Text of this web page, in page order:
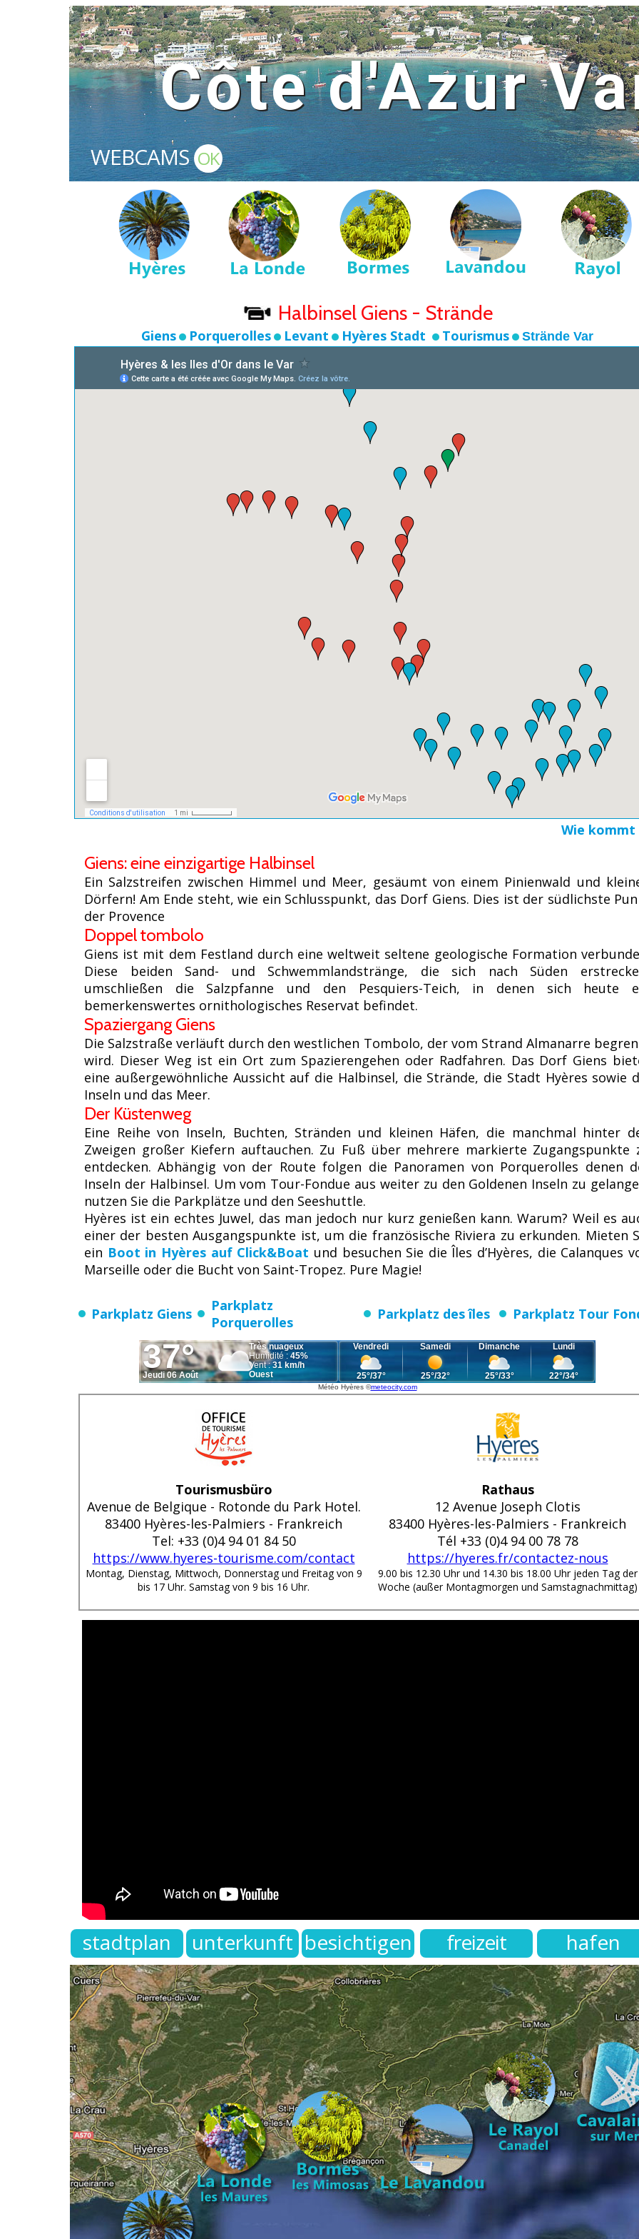
Côte d'Azur
WEBCAMSOK
Halbinsel Giens - Strände
Giens Porquerolles Levant Hyères Stadt Tourismus Strände Var
Wie kommt
Giens: eine einzigartige Halbinsel
Ein Salzstreifen zwischen Himmel und Meer, gesäumt von einem Pinienwald und
Dörfern! Am Ende steht, wie ein Schlusspunkt, das Dorf Giens. Dies ist der südlichste
der Provence
Doppel tombolo
Giens ist mit dem Festland durch eine weltweit seltene geologische Formation
Diese beiden Sand- und Schwemmlandstränge, die sich nach Süden
umschließen die Salzpfanne und den Pesquiers-Teich, in denen sich heute
bemerkenswertes ornithologisches Reservat befindet.
Spaziergang Giens
Die Salzstraße verläuft durch den westlichen Tombolo, der vom Strand Almanarre
wird. Dieser Weg ist ein Ort zum Spazierengehen oder Radfahren. Das Dorf Giens
eine außergewöhnliche Aussicht auf die Halbinsel, die Strände, die Stadt Hyères sowie
Inseln und das Meer.
Der Küstenweg
Eine Reihe von Inseln, Buchten, Stränden und kleinen Häfen, die manchmal hinter
Zweigen großer Kiefern auftauchen. Zu Fuß über mehrere markierte Zugangspunkte
entdecken. Abhängig von der Route folgen die Panoramen von Porquerolles denen
Inseln der Halbinsel. Um vom Tour-Fondue aus weiter zu den Goldenen Inseln zu
nutzen Sie die Parkplätze und den Seeshuttle.
Hyères ist ein echtes Juwel, das man jedoch nur kurz genießen kann. Warum? Weil es
einer der besten Ausgangspunkte ist, um die französische Riviera zu erkunden. Mieten
ein Boot in Hyères auf Click&Boat und besuchen Sie die Îles d’Hyères, die Calanques
Marseille oder die Bucht von Saint-Tropez. Pure Magie!
Parkplatz Giens
Parkplatz
Porquerolles
Parkplatz des îles Parkplatz Tour
Météo Hyères©meteocity.com
Tourismusbüro
Avenue de Belgique - Rotonde du Park Hotel.
83400 Hyères-les-Palmiers - Frankreich
Tel: +33 (0)4 94 01 84 50
https://www.hyeres-tourisme.com/contact
Montag, Dienstag, Mittwoch, Donnerstag und Freitag von 9
bis 17 Uhr. Samstag von 9 bis 16 Uhr.
Rathaus
12 Avenue Joseph Clotis
83400 Hyères-les-Palmiers - Frankreich
Tél +33 (0)4 94 00 78 78
https://hyeres.fr/contactez-nous
9.00 bis 12.30 Uhr und 14.30 bis 18.00 Uhr jeden Tag der
Woche (außer Montagmorgen und Samstagnachmittag)
stadtplan unterkunft besichtigen freizeit hafen